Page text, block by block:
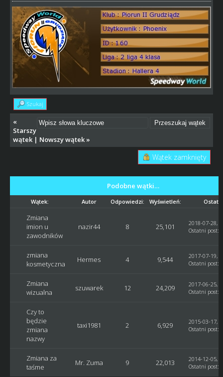
Szukaj
«
Starszy
wątek| Nowszy wątek»
Wątek zamknięty
Podobne wątki…
Wątek: Autor Odpowiedzi: Wyświetleń:
Zmiana
imion u
zawodników
nazir44 8 25,101
2018-07-28,
Ostatni post:
zmiana
kosmetyczna
Hermes 4 9,544
2017-07-19,
Ostatni post:
Zmiana
wizualna
szuwarek 12 24,209
2017-06-25,
Ostatni post:
Czy to
będzie
zmiana
nazwy
taxi1981 2 6,929
2015-03-17,
Ostatni post:
Zmiana za
taśme
Mr. Zuma 9 22,013
2014-12-05,
Ostatni post: